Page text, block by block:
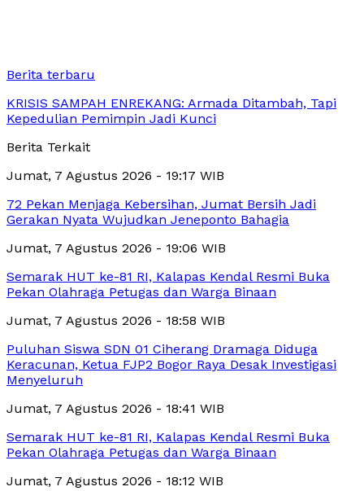
Berita terbaru
KRISIS SAMPAH ENREKANG: Armada Ditambah, Tapi
Kepedulian Pemimpin Jadi Kunci
Berita Terkait
Jumat, 7 Agustus 2026 - 19:17 WIB
72 Pekan Menjaga Kebersihan, Jumat Bersih Jadi
Gerakan Nyata Wujudkan Jeneponto Bahagia
Jumat, 7 Agustus 2026 - 19:06 WIB
Semarak HUT ke-81 RI, Kalapas Kendal Resmi Buka
Pekan Olahraga Petugas dan Warga Binaan
Jumat, 7 Agustus 2026 - 18:58 WIB
Puluhan Siswa SDN 01 Ciherang Dramaga Diduga
Keracunan, Ketua FJP2 Bogor Raya Desak Investigasi
Menyeluruh
Jumat, 7 Agustus 2026 - 18:41 WIB
Semarak HUT ke-81 RI, Kalapas Kendal Resmi Buka
Pekan Olahraga Petugas dan Warga Binaan
Jumat, 7 Agustus 2026 - 18:12 WIB